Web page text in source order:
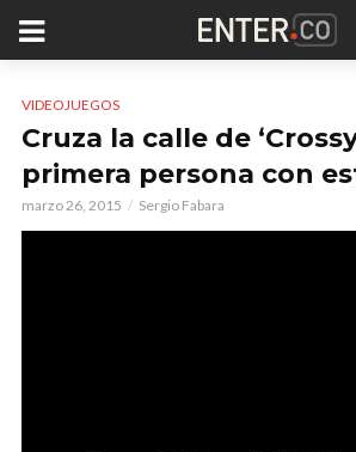
VIDEOJUEGOS
Cruza la calle de
primera persona con
marzo 26, 2015 Sergio Fabara